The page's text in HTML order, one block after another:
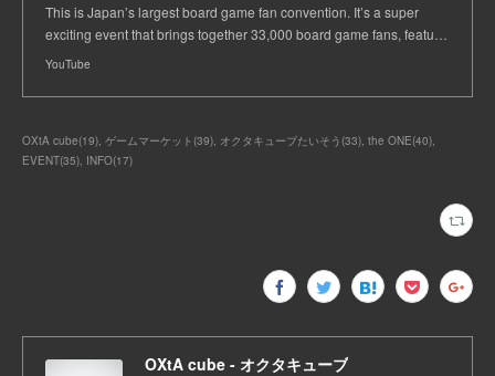
This is Japan’s largest board game fan convention. It’s a super
exciting event that brings together 33,000 board game fans, featu…
YouTube
OXtA cube(19) ゲームマーケット (39) オクタキューブたいそう (33) the ONE(40)
EVENT(35) INFO(17)
OXtA cube - オクタキューブ